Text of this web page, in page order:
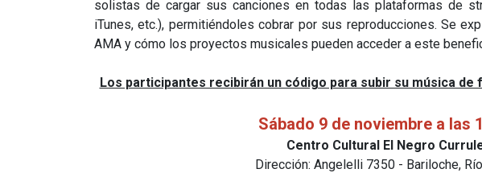
solistas de cargar sus canciones en todas las plataformas de
iTunes, etc.), permitiéndoles cobrar por sus reproducciones. Se
AMA y cómo los proyectos musicales pueden acceder a este
Los participantes recibirán un código para subir su música de
Sábado 9 de noviembre a las
Centro Cultural El Negro
Dirección: Angelelli 7350 - Bariloche,